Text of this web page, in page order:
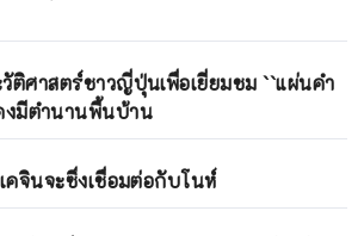
ติศาสตร์ชาวญี่ปุ่นเพื่อเยี่ยมชม ``แผ่นคำ
มีตำนานพื้นบ้าน
คจินจะซึ่งเชื่อมต่อกับโนห์